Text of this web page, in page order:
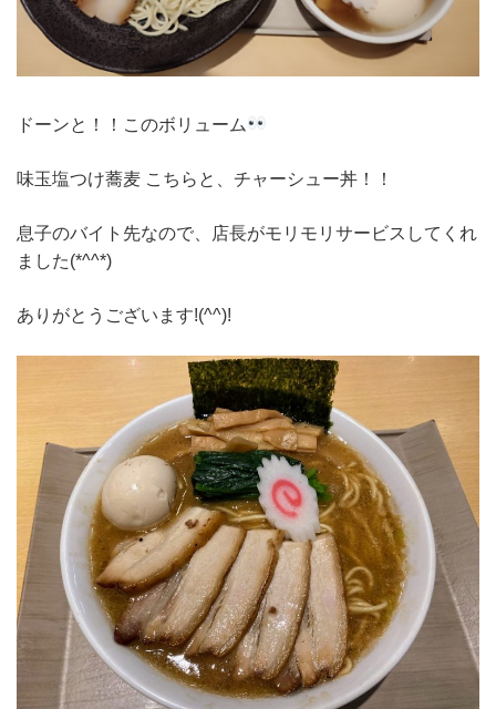
ドーンと！！このボリューム
味玉塩つけ蕎麦 こちらと、チャーシュー丼！！
息子のバイト先なので、店長がモリモリサービスしてくれ
ました(*^^*)
ありがとうございます!(^^)!